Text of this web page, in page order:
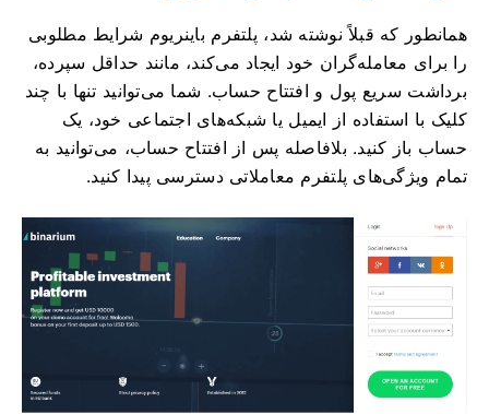
همانطور که قبلاً نوشته شد، پلتفرم باینریوم شرایط مطلوبی
را برای معامله‌گران خود ایجاد می‌کند، مانند حداقل سپرده،
برداشت سریع پول و افتتاح حساب. شما می‌توانید تنها با چند
کلیک با استفاده از ایمیل یا شبکه‌های اجتماعی خود، یک
حساب باز کنید. بلافاصله پس از افتتاح حساب، می‌توانید به
تمام ویژگی‌های پلتفرم معاملاتی دسترسی پیدا کنید.